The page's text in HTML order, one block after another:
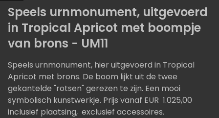
Speels urnmonument, uitgevoerd
in Tropical Apricot met boompje
van brons - UM11
Speels urnmonument, hier uitgevoerd in Tropical
Apricot met brons. De boom lijkt uit de twee
gekantelde "rotsen" gerezen te zijn. Een mooi
symbolisch kunstwerkje. Prijs vanaf EUR 1.025,00
inclusief plaatsing, exclusief accessoires.